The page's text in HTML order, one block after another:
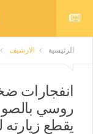
الرئيسية الارشيف
انفجارات
روسي
يقطع زيارته